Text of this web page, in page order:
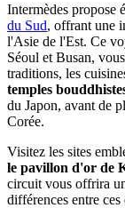
Intermèdes propose
du Sud, offrant une
l'Asie de l'Est. Ce
Séoul et Busan,
traditions, les
temples
du Japon, avant de
Corée.
Visitez les sites
le pavillon d'or de
circuit vous offrira
différences entre